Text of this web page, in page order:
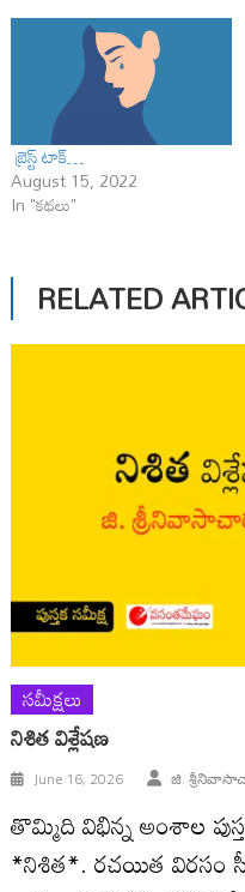
బ్రెస్ట్ టాక్…
August 15, 2022
In "కథలు"
RELATED
సమీక్షలు
నిశిత విశ్లేష‌ణ‌
June 16, 2026 జి.
తొమ్మిది విభిన్న అంశాల
*నిశిత*. రచయిత విరసం